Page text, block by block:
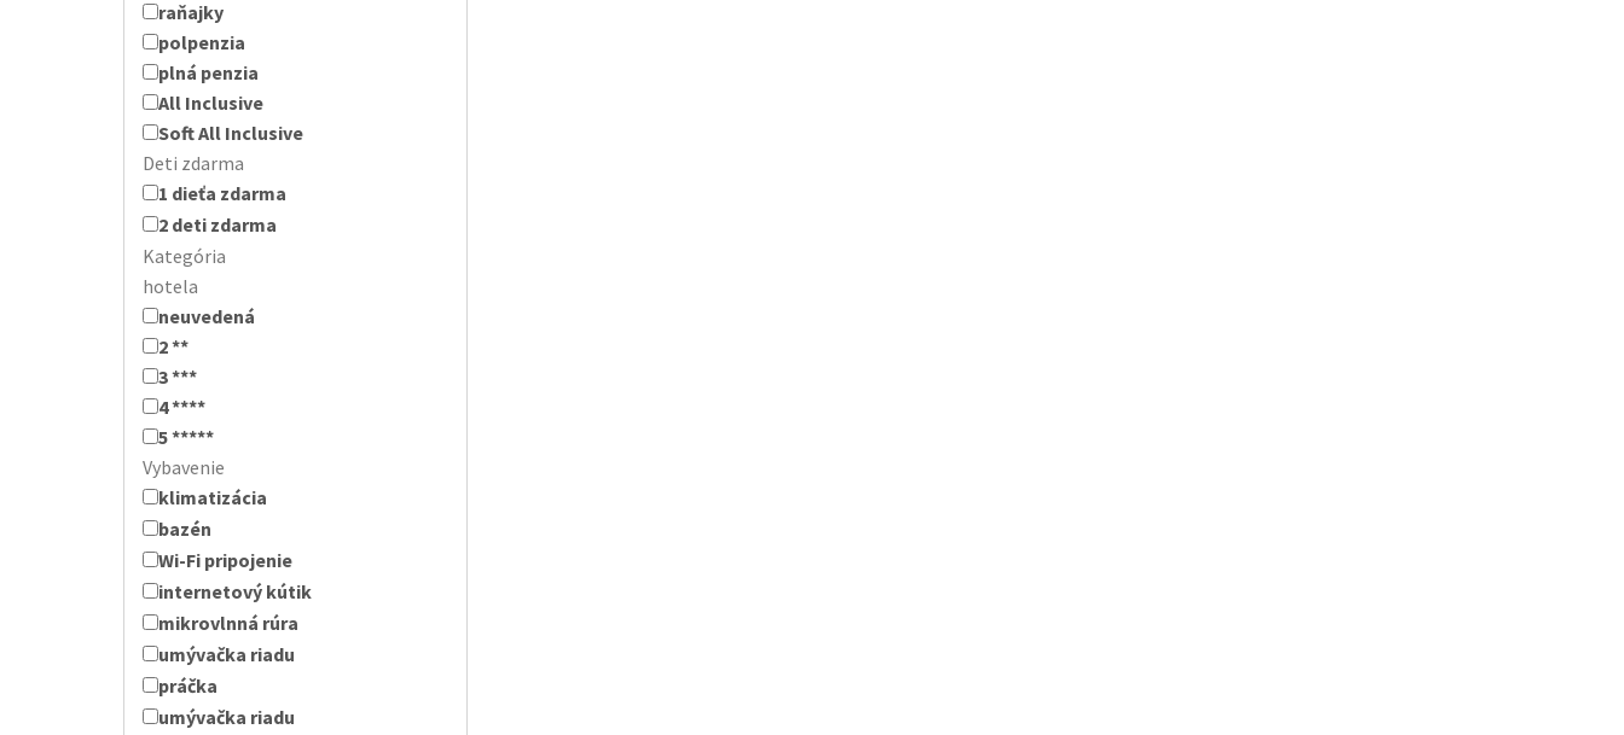
raňajky
polpenzia
plná penzia
All Inclusive
Soft All Inclusive
Deti zdarma
1 dieťa zdarma
2 deti zdarma
Kategória
hotela
neuvedená
2 **
3 ***
4 ****
5 *****
Vybavenie
klimatizácia
bazén
Wi-Fi pripojenie
internetový kútik
mikrovlnná rúra
umývačka riadu
práčka
umývačka riadu